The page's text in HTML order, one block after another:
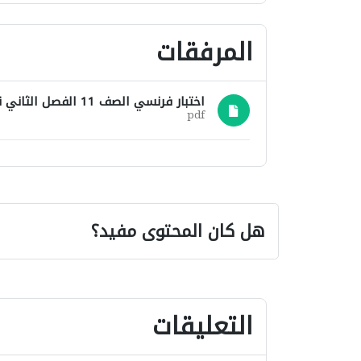
المرفقات
اختبار فرنسي الصف 11 الفصل الثاني نموذج 12.pdf
pdf
هل كان المحتوى مفيد؟
التعليقات